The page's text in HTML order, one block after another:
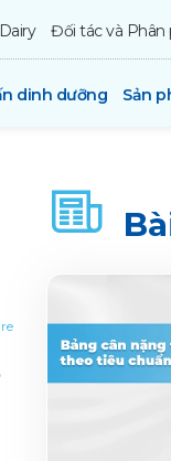
Đối tác và Phân
dinh dưỡng Sản